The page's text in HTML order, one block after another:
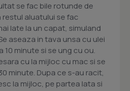
se fac bile rotunde de
restul aluatului se fac
late la un capat, simuland
aseaza in tava unsa cu ulei
10 minute si se ung cu ou.
cu la mijloc cu mac si se
minute. Dupa ce s-au racit,
la mijloc, pe partea lata si